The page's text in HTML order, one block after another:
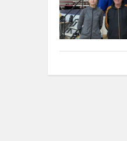
jaunimo
bokso
čempionatas